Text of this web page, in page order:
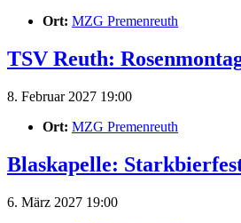
Ort: MZG Premenreuth
TSV Reuth:
8. Februar 2027 19:00
Ort: MZG Premenreuth
Blaskapelle:
6. März 2027 19:00